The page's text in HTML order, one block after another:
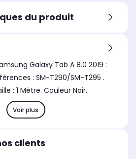
du produit
Galaxy Tab A 8.0 2019 :
: SM-T290/SM-T295 .
: 1 Mètre. Couleur Noir.
Voir plus
clients